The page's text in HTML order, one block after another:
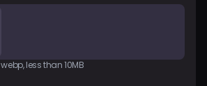
less than 10MB